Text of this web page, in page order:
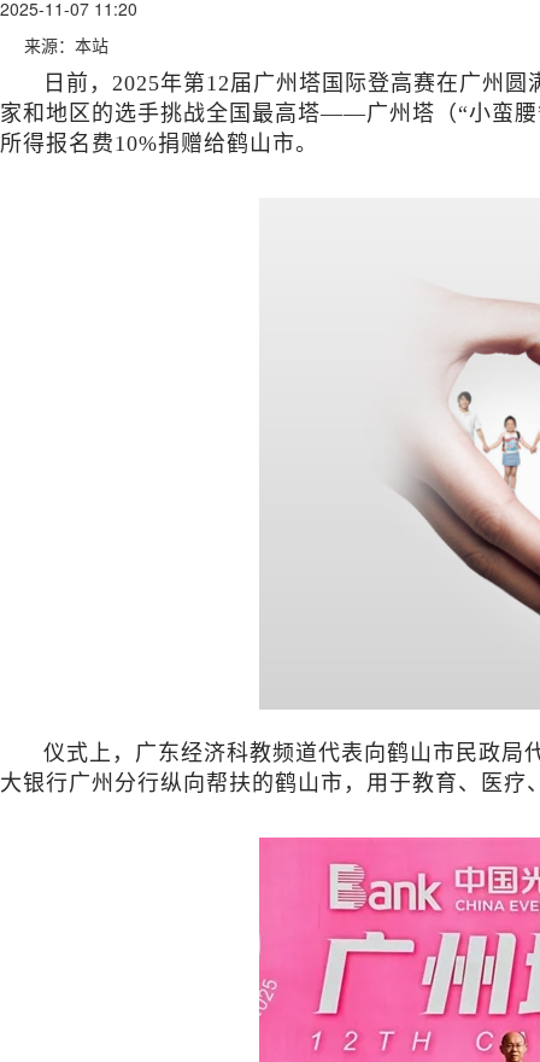
2025-11-07 11:20
来源：本站
日前，2025年第12届广州塔国际登高赛在广州
家和地区的选手挑战全国最高塔——广州塔（“小蛮
所得报名费10%捐赠给鹤山市。
仪式上，广东经济科教频道代表向鹤山市民政局
大银行广州分行纵向帮扶的鹤山市，用于教育、医疗